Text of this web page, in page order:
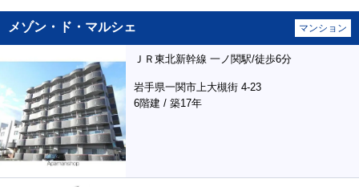
メゾン・ド・マルシェ マンション
ＪＲ東北新幹線 一ノ関駅/徒歩6分
岩手県一関市上大槻街 4-23
6階建 / 築17年